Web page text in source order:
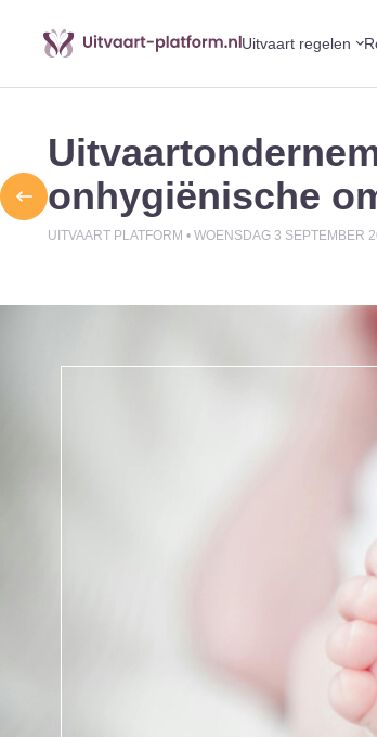
Uitvaart regelen
onhygiënische
UITVAART PLATFORM • WOENSDAG 3 SEPTEMBER